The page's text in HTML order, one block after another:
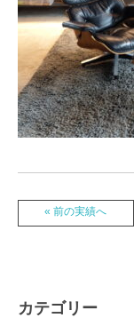
« 前の実績へ
カテゴリー